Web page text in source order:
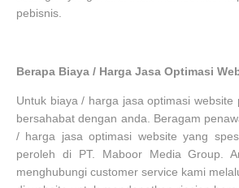
pebisnis.
Berapa Biaya / Harga Jasa Optimasi
Untuk biaya / harga jasa optimasi website
bersahabat dengan anda. Beragam
/ harga jasa optimasi website yang
peroleh di PT. Maboor Media Group.
menghubungi customer service kami